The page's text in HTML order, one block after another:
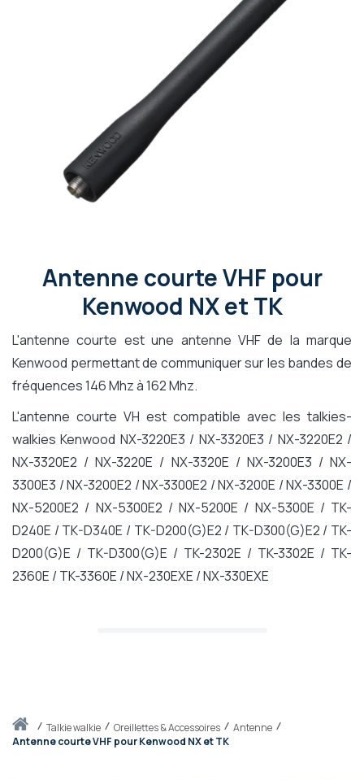
Accueiltalkie walkie Oreillettes & Accessoires
Antenne
Antenne courte VHF pour Kenwood NX et TK
Antenne courte VHF pour
Kenwood NX et TK
L'antenne courte est une antenne VHF de la marque
Kenwood permettant de communiquer sur les bandes de
fréquences 146 Mhz à 162 Mhz.
L'antenne courte VH est compatible avec les talkies-
walkies Kenwood NX-3220E3 / NX-3320E3 / NX-3220E2 /
NX-3320E2 / NX-3220E / NX-3320E / NX-3200E3 / NX-
3300E3 / NX-3200E2 / NX-3300E2 / NX-3200E / NX-3300E /
NX-5200E2 / NX-5300E2 / NX-5200E / NX-5300E / TK-
D240E / TK-D340E / TK-D200(G)E2 / TK-D300(G)E2 / TK-
D200(G)E / TK-D300(G)E / TK-2302E / TK-3302E / TK-
2360E / TK-3360E / NX-230EXE / NX-330EXE